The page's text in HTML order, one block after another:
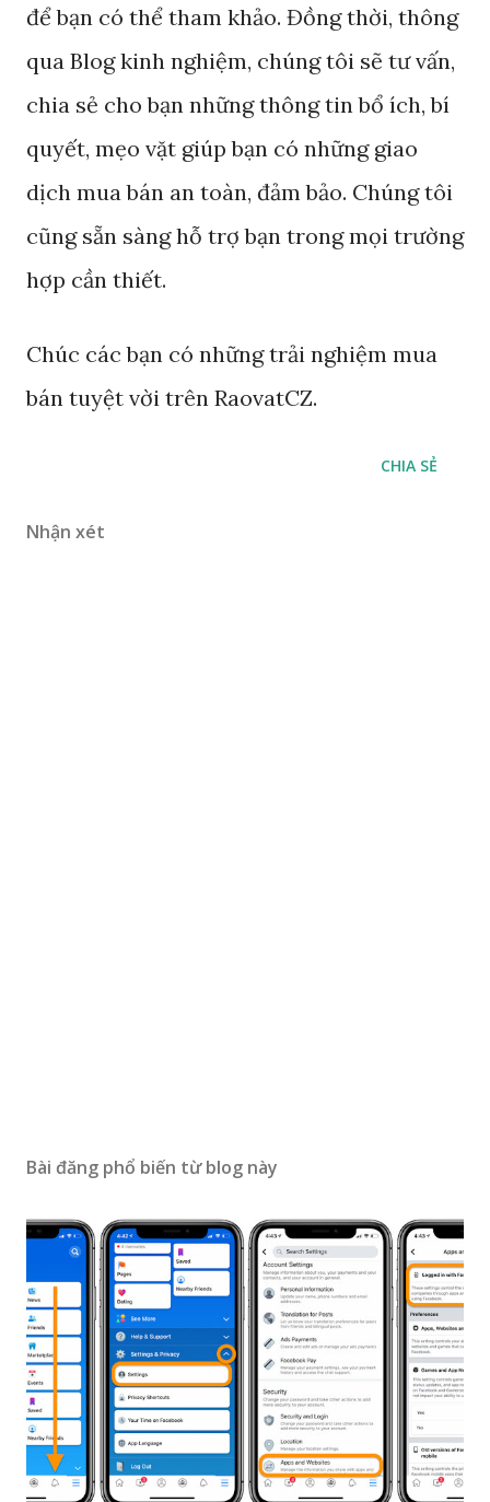
để bạn có thể tham khảo. Đồng thời, thông
qua Blog kinh nghiệm, chúng tôi sẽ tư vấn,
chia sẻ cho bạn những thông tin bổ ích, bí
quyết, mẹo vặt giúp bạn có những giao
dịch mua bán an toàn, đảm bảo. Chúng tôi
cũng sẵn sàng hỗ trợ bạn trong mọi trường
hợp cần thiết.
Chúc các bạn có những trải nghiệm mua
bán tuyệt vời trên RaovatCZ.
CHIA SẺ
Nhận xét
Bài đăng phổ biến từ blog này